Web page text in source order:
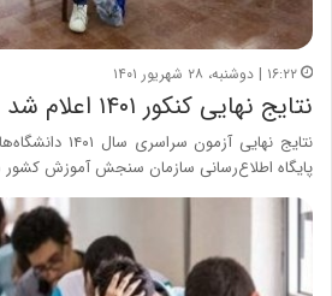
۱۶:۲۲ | دوشنبه، ۲۸ شهریور ۱۴۰۱
نتایج نهایی کنکور ۱۴۰۱ اعلام شد
نتایج نهایی
پایگاه اطلاع‌رسانی سازمان سنجش آموزش